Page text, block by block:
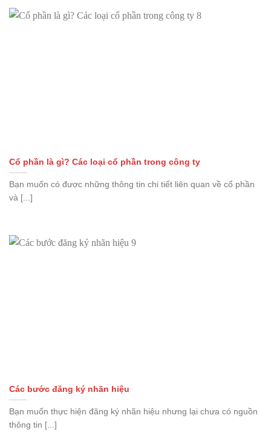
Cổ phần là gì? Các loại cổ phần trong công ty
Bạn muốn có được những thông tin chi tiết liên quan về cổ phần
và [...]
Các bước đăng ký nhãn hiệu
Bạn muốn thực hiện đăng ký nhãn hiệu nhưng lại chưa có nguồn
thông tin [...]